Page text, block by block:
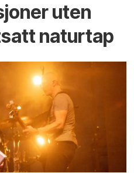
uten
naturtap